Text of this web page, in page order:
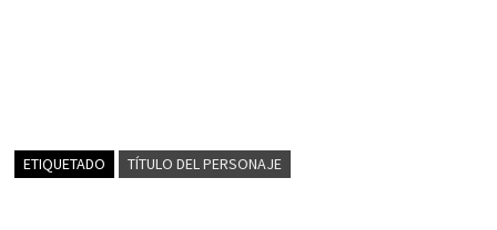
ETIQUETADO TÍTULO DEL PERSONAJE